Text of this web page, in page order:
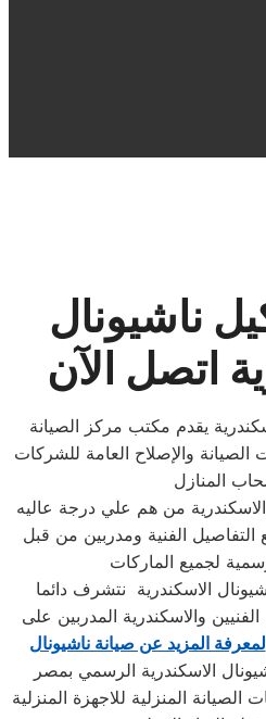
ناشيونال
اتصل الآن
يقدم مكتب مركز الصيانة
والإصلاح العامة للشركات
المنازل
التفاصيل الفنية ومدربين من قبل
لجميع الماركات
الاسكندرية نتشرف دائما
والاسكندرية المدربين على
لمعرفة المزيد عن صيانة ناشيونال
الاسكندرية الرسمي بمصر
المنزلية للاجهزة المنزلية